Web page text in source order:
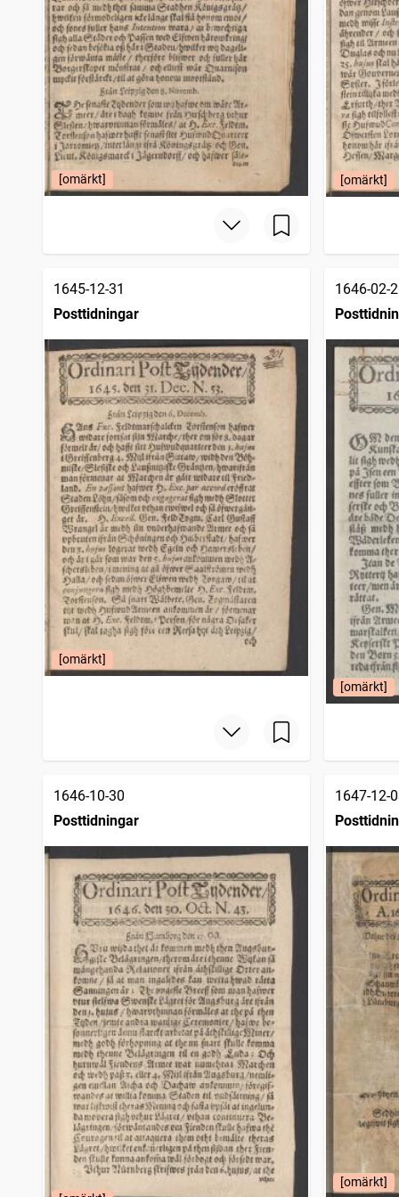
[omärkt] [omärkt]
1645-12-31
Posttidningar
[omärkt]
1646-02-
[omärkt]
1646-10-30
Posttidningar
1647-12-
[omärkt]